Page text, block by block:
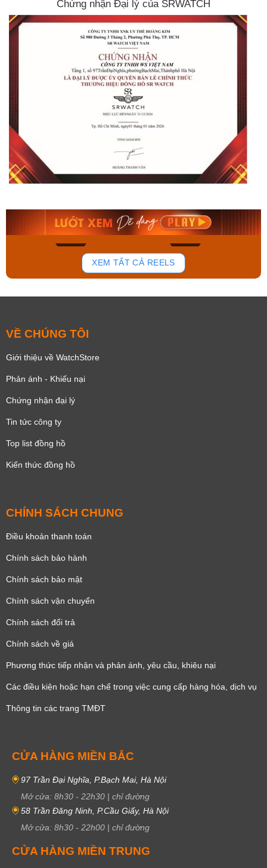
Chứng nhận Đại lý của SRWATCH
181
Orient Nam RA-
Mua ngay
Casio Nam MTS-
Mua ngay
XEM TẤT CẢ REELS
VỀ CHÚNG TÔI
Giới thiệu về WatchStore
Phản ánh - Khiếu nại
Chứng nhận đại lý
Tin tức công ty
Top list đồng hồ
Kiến thức đồng hồ
CHÍNH SÁCH CHUNG
Điều khoản thanh toán
Chính sách bảo hành
Chính sách bảo mật
Chính sách vận chuyển
Chính sách đổi trả
Chính sách về giá
Phương thức tiếp nhận và phản ánh, yêu cầu, khiêu nại
Các điều kiện hoặc hạn chế trong việc cung cấp hàng hóa, dịch vụ
Thông tin các trang TMĐT
CỬA HÀNG MIỀN BẮC
97 Trần Đại Nghĩa, P.Bạch Mai, Hà Nội
Mở cửa: 8h30 - 22h30 | chỉ đường
58 Trần Đăng Ninh, P.Cầu Giấy, Hà Nội
Mở cửa: 8h30 - 22h00 | chỉ đường
CỬA HÀNG MIỀN TRUNG